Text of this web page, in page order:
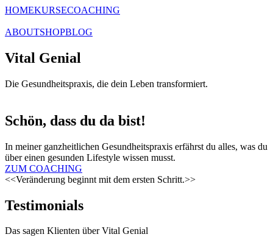
HOMEKURSECOACHING
ABOUTSHOPBLOG
Vital Genial
Die Gesundheitspraxis, die dein Leben transformiert.
Schön, dass du da bist!
In meiner ganzheitlichen Gesundheitspraxis erfährst du alles, was du
über einen gesunden Lifestyle wissen musst.
ZUM COACHING
<<Veränderung beginnt mit dem ersten Schritt.>>
Testimonials
Das sagen Klienten über Vital Genial